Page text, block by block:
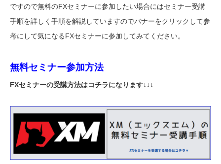
ですので無料のFXセミナーに参加したい場合にはセミナー受講
手順を詳しく手順を解説していますのでバナーをクリックして参
考にして気になるFXセミナーに参加してみてください。
無料セミナー参加方法
FXセミナーの受講方法はコチラになります↓↓↓